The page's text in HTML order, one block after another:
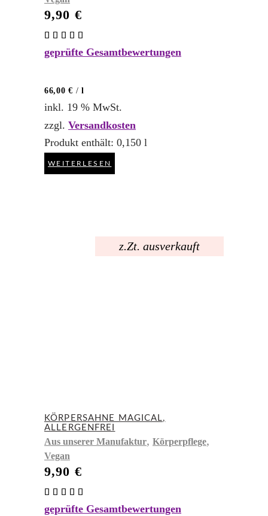
9,90 €
5.00
geprüfte Gesamtbewertungen
66,00€ /l
inkl. 19 % MwSt.
zzgl. Versandkosten
Produkt enthält: 0,150 l
WEITERLESEN
z.Zt. ausverkauft
KÖRPERSAHNE MAGICAL,
ALLERGENFREI
Aus unserer Manufaktur, Körperpflege,
Vegan
9,90 €
5.00
geprüfte Gesamtbewertungen